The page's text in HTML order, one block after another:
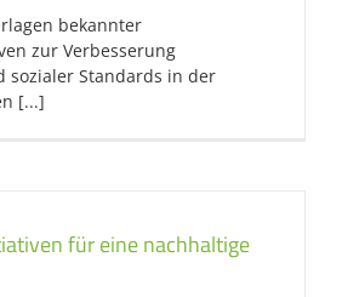
bekannter
zur Verbesserung
sozialer Standards in der
[...]
für eine nachhaltige